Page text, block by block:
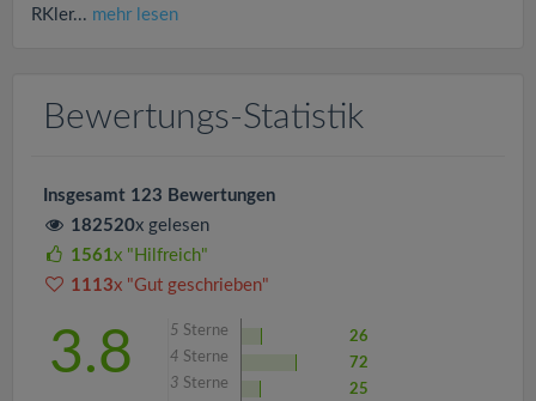
RKler... mehr lesen
Bewertungs-Statistik
Insgesamt 123 Bewertungen
182520x gelesen
1561x "Hilfreich"
1113x "Gut geschrieben"
3.8 5 Sterne
26
4 Sterne
72
3 Sterne
25
i
n